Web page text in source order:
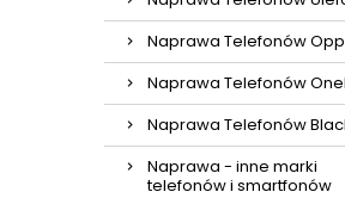
Naprawa Telefonów
Naprawa Telefonów
Naprawa Telefonów
Naprawa - inne marki
telefonów i smartfonów